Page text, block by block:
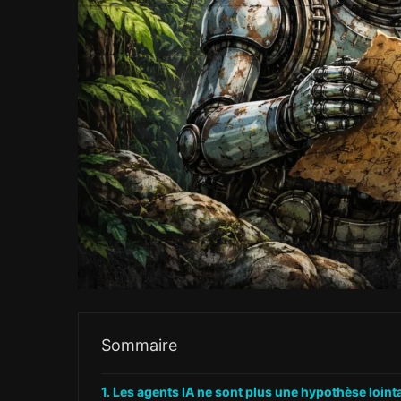
Sommaire
Les agents IA ne sont plus une hypothèse